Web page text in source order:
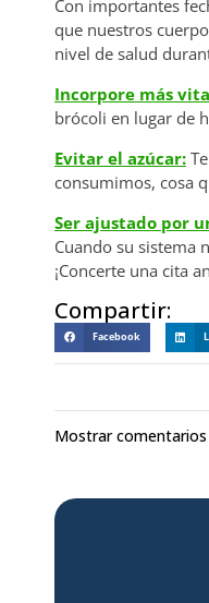
Con importantes
que nuestros
nivel de salud
Incorpore más
brócoli en lugar de
Evitar el azúcar:
consumimos, cosa
Ser ajustado por
Cuando su sistema
¡Concerte una cita
Compartir:
Facebook
Mostrar